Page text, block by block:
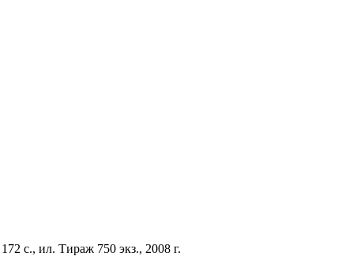
с., ил. Тираж 750 экз., 2008 г.